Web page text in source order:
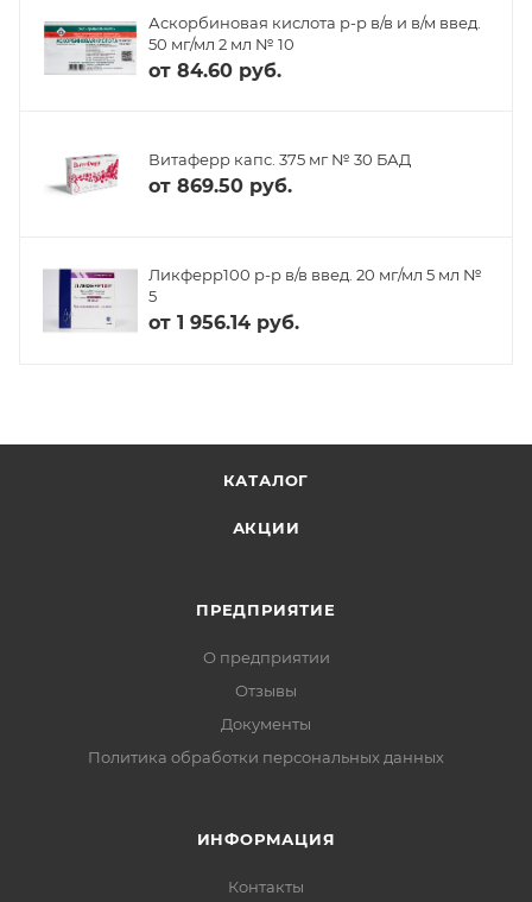
Аскорбиновая кислота р-р в/в и в/м введ.
50 мг/мл 2 мл № 10
от 84.60 руб.
Витаферр капс. 375 мг № 30 БАД
от 869.50 руб.
Ликферр100 р-р в/в введ. 20 мг/мл 5 мл №
5
от 1 956.14 руб.
КАТАЛОГ
АКЦИИ
ПРЕДПРИЯТИЕ
О предприятии
Отзывы
Документы
Политика обработки персональных данных
ИНФОРМАЦИЯ
Контакты